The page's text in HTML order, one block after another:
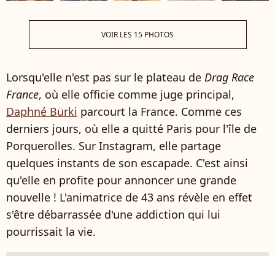
VOIR LES 15 PHOTOS
Lorsqu'elle n'est pas sur le plateau de Drag Race
France, où elle officie comme juge principal,
Daphné Bürki parcourt la France. Comme ces
derniers jours, où elle a quitté Paris pour l'île de
Porquerolles. Sur Instagram, elle partage
quelques instants de son escapade. C'est ainsi
qu'elle en profite pour annoncer une grande
nouvelle ! L'animatrice de 43 ans révèle en effet
s'être débarrassée d'une addiction qui lui
pourrissait la vie.